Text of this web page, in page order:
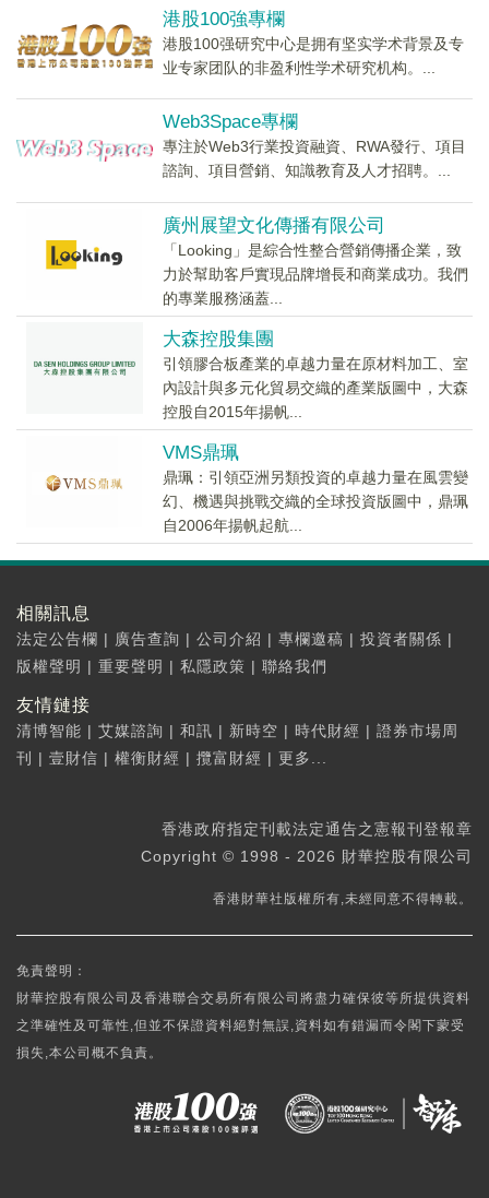
港股100強專欄
港股100强研究中心是拥有坚实学术背景及专
业专家团队的非盈利性学术研究机构。...
Web3Space專欄
專注於Web3行業投資融資、RWA發行、項目
諮詢、項目營銷、知識教育及人才招聘。...
廣州展望文化傳播有限公司
「Looking」是綜合性整合營銷傳播企業，致
力於幫助客戶實現品牌增長和商業成功。我們
的專業服務涵蓋...
大森控股集團
引領膠合板產業的卓越力量在原材料加工、室
內設計與多元化貿易交織的產業版圖中，大森
控股自2015年揚帆...
VMS鼎珮
鼎珮：引領亞洲另類投資的卓越力量在風雲變
幻、機遇與挑戰交織的全球投資版圖中，鼎珮
自2006年揚帆起航...
相關訊息
法定公告欄 | 廣告查詢 | 公司介紹 | 專欄邀稿 | 投資者關係 |
版權聲明 | 重要聲明 | 私隱政策 | 聯絡我們
友情鏈接
清博智能 | 艾媒諮詢 | 和訊 | 新時空 | 時代財經 | 證券市場周
刊
| 壹財信 | 權衡財經 | 攬富財經 | 更多...
香港政府指定刊載法定通告之憲報刊登報章
Copyright © 1998 - 2026 財華控股有限公司
香港財華社版權所有,未經同意不得轉載。
免責聲明：
財華控股有限公司及香港聯合交易所有限公司將盡力確保彼等所提供資料
之準確性及可靠性,但並不保證資料絕對無誤,資料如有錯漏而令閣下蒙受
損失,本公司概不負責。